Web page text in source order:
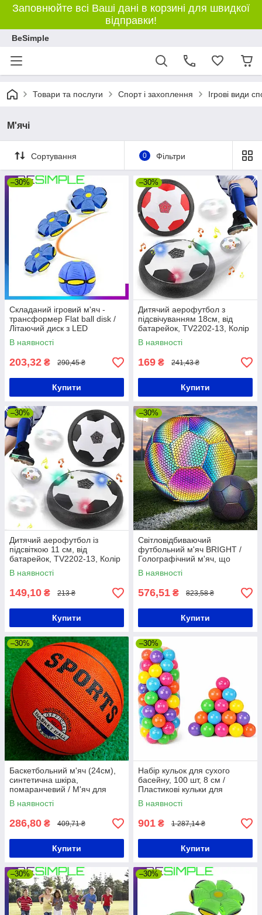
Заповнюйте всі Ваші дані в корзині для швидкої
відправки!
BeSimple
Товари та послуги Спорт і захоплення Ігрові види
М'ячі
Сортування 0 Фільтри
–30%
Складаний ігровий м'яч -
трансформер Flat ball disk /
Літаючий диск з LED
підсвічуванням
В наявності
203,32 ₴ 290,45 ₴
Купити
–30%
Дитячий аерофутбол з
підсвічуванням 18см, від
батарейок, TV2202-13, Колір
Рандом / Футбольний
аером'яч / М'яч літаючий
В наявності
169 ₴ 241,43 ₴
Купити
–30%
Дитячий аерофутбол із
підсвіткою 11 см, від
батарейок, TV2202-13, Колір
Рандом/футбольний
аером'яч/М'яч льотний
В наявності
149,10 ₴ 213 ₴
Купити
–30%
Світловідбиваючий
футбольний м'яч BRIGHT /
Голографічний м'яч, що
світиться / Тренувальний м'яч
В наявності
576,51 ₴ 823,58 ₴
Купити
–30%
Баскетбольний м'яч (24см),
синтетична шкіра,
помаранчевий / М'яч для
баскетбола / М'яч для
тренувань
В наявності
286,80 ₴ 409,71 ₴
Купити
–30%
Набір кульок для сухого
басейну, 100 шт, 8 см /
Пластикові кульки для
басейну / Кульки для
дитячого манежу
В наявності
901 ₴ 1 287,14 ₴
Купити
–30% –30%